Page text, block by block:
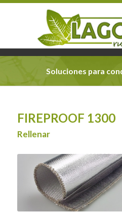
Soluciones para
FIREPROOF 1300
Rellenar